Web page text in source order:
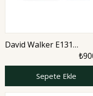
David Walker E131
Diamond 50 ml Erkek
Parfüm | Woody
Sepete Ekle